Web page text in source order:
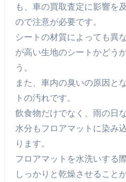
も、車の買取査定に影響を
ので注意が必要です。
シートの材質によっても異
が高い生地のシートかどう
う。
また、車内の臭いの原因と
トの汚れです。
飲食物だけでなく、雨の日
水分もフロアマットに染み
ります。
フロアマットを水洗いする
しっかりと乾燥させること